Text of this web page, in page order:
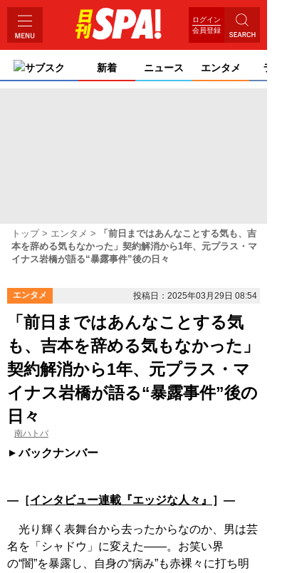
ログイン
会員登録
サブスク 新着 ニュース エンタメ ライ
トップ エンタメ
「前日まではあんなことする気も、吉
本を辞める気もなかった」契約解消から1年、元プラス・マ
イナス岩橋が語る“暴露事件”後の日々
エンタメ 投稿日：2025年03月29日 08:54
「前日まではあんなことする気
も、吉本を辞める気もなかった」
契約解消から1年、元プラス・マ
イナス岩橋が語る“暴露事件”後の
日々
南ハトバ
バックナンバー
―［インタビュー連載『エッジな人々』 ］―
光り輝く表舞台から去ったからなのか、男は芸
名を「シャドウ」に変えた――。お笑い界
の“闇”を暴露し、自身の“病み”も赤裸々に打ち明